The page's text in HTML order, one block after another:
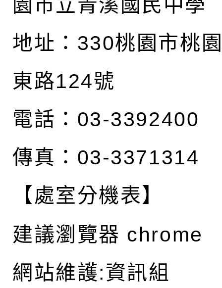
園市立青溪國民中學
地址： 330桃園市桃
東路124號
電話：03-3392400
傳真：03-3371314
【處室分機表】
建議瀏覽器 chrome
網站維護:資訊組